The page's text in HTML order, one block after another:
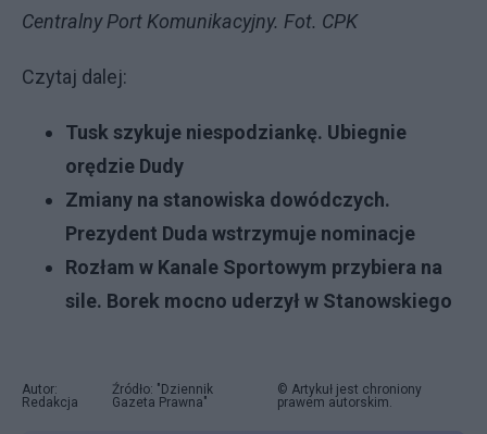
Centralny Port Komunikacyjny. Fot. CPK
Czytaj dalej:
Tusk szykuje niespodziankę. Ubiegnie
orędzie Dudy
Zmiany na stanowiska dowódczych.
Prezydent Duda wstrzymuje nominacje
Rozłam w Kanale Sportowym przybiera na
sile. Borek mocno uderzył w Stanowskiego
Autor:
Redakcja
Źródło: "Dziennik
Gazeta Prawna"
© Artykuł jest chroniony
prawem autorskim.